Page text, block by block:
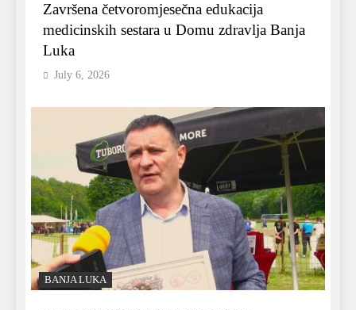
Završena četvoromjesečna edukacija
medicinskih sestara u Domu zdravlja Banja
Luka
July 6, 2026
BANJA LUKA